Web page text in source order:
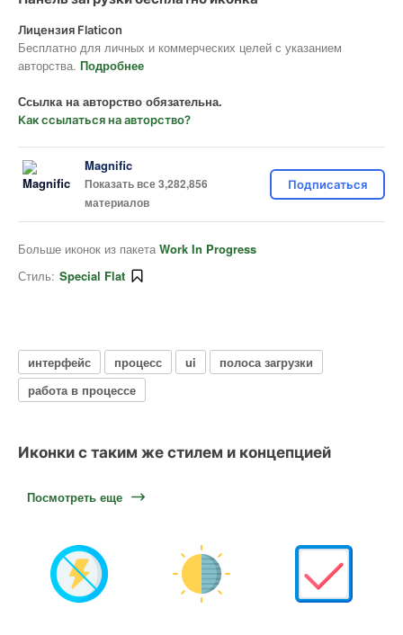
Лицензия Flaticon
Бесплатно для личных и коммерческих целей с указанием
авторства. Подробнее
Ссылка на авторство обязательна.
Как ссылаться на авторство?
Magnific
Показать все 3,282,856
материалов
Подписаться
Больше иконок из пакета Work In Progress
Стиль: Special Flat
интерфейс процесс ui
полоса загрузки
работа в процессе
Иконки с таким же стилем и концепцией
Посмотреть еще